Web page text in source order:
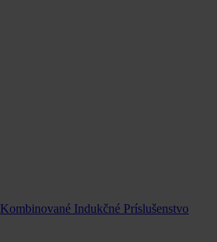
Kombinované Indukčné Príslušenstvo